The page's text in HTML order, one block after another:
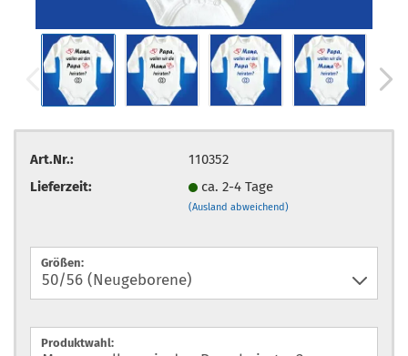
Art.Nr.:
110352
Lieferzeit:
ca. 2-4 Tage
(Ausland abweichend)
Größen:
Produktwahl: